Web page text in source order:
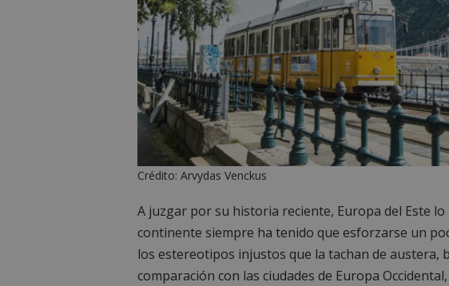
Crédito: Arvydas Venckus
A juzgar por su historia reciente, Europa del Este
continente siempre ha tenido que esforzarse un
los estereotipos injustos que la tachan de austera,
comparación con las ciudades de Europa